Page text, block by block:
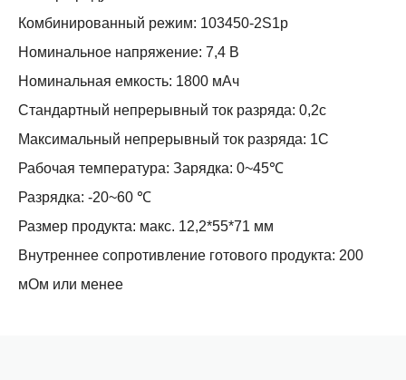
Комбинированный режим: 103450-2S1p
Номинальное напряжение: 7,4 В
Номинальная емкость: 1800 мАч
Стандартный непрерывный ток разряда: 0,2c
Максимальный непрерывный ток разряда: 1C
Рабочая температура: Зарядка: 0~45℃
Разрядка: -20~60 ℃
Размер продукта: макс. 12,2*55*71 мм
Внутреннее сопротивление готового продукта: 200
мОм или менее